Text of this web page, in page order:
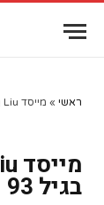
מַעֲרֶכֶת
הַמְּסַיַּעַת
לִנְגִישׁוּת
הָאֲתָר.
ראשי » מייסד Giant Bicycles, King Liu, מת בגיל 93
בגיל 93